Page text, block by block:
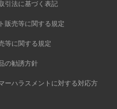
引法に基づく表記
販売等に関する規定
等に関する規定
の勧誘方針
ーハラスメントに対する対応方